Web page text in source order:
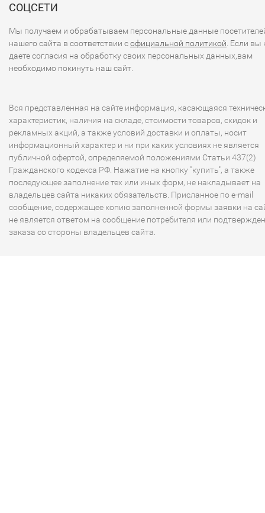
СОЦСЕТИ
Мы получаем и обрабатываем персональные данные
нашего сайта в соответствии софициальной политикой . Если вы
даете согласия на обработку своих персональных данных,вам
необходимо покинуть наш сайт.
Вся представленная на сайте информация, касающаяся
характеристик, наличия на складе, стоимости товаров, скидок и
рекламных акций, а также условий доставки и оплаты, носит
информационный характер и ни при каких условиях не является
публичной офертой, определяемой положениями Статьи 437(2)
Гражданского кодекса РФ. Нажатие на кнопку "купить", а также
последующее заполнение тех или иных форм, не накладывает на
владельцев сайта никаких обязательств. Присланное по e-mail
сообщение, содержащее копию заполненной формы заявки на
не является ответом на сообщение потребителя или
заказа со стороны владельцев сайта.